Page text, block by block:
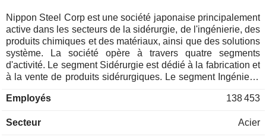
Nippon Steel Corp est une société japonaise principalement
active dans les secteurs de la sidérurgie, de l'ingénierie, des
produits chimiques et des matériaux, ainsi que des solutions
système. La société opère à travers quatre segments
d'activité. Le segment Sidérurgie est dédié à la fabrication et
à la vente de produits sidérurgiques. Le segment Ingénierie
d'équipements industriels, de structures métalliques, à la
valorisation des déchets, ainsi qu'à la fourniture d'électricité,
Employés 138 453
Secteur Acier